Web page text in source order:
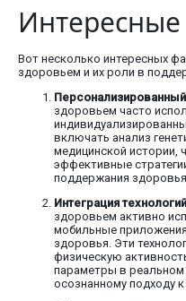
Вот несколько интересных
здоровьем и их роли в
здоровьем часто
включать анализ
медицинской истории,
эффективные
поддержания
Интеграция технологий
здоровьем активно
мобильные
здоровья. Эти
физическую
параметры в реальном
осознанному подходу